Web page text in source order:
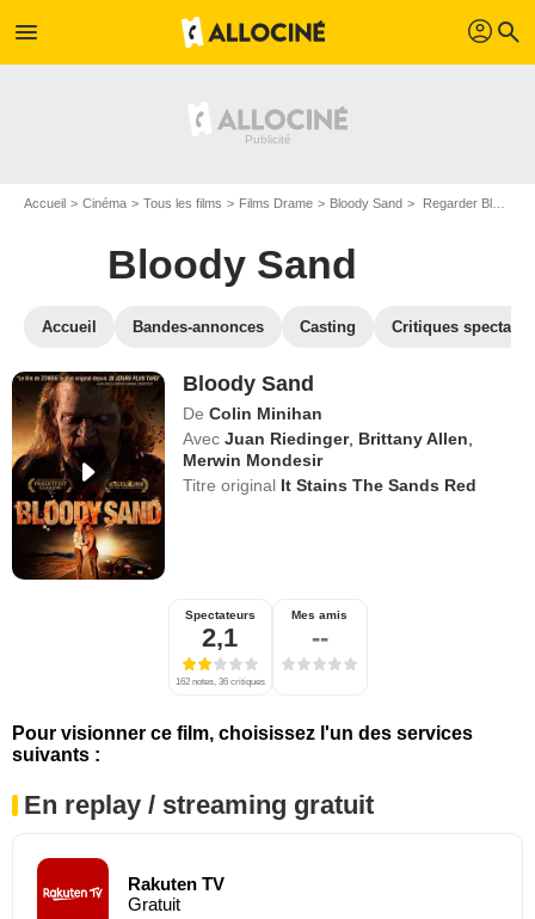
menu profil search
Accueil Cinéma Tous les films Films Drame Bloody Sand Regarder Bloody Sand en SVOD
Bloody Sand
Accueil Bandes-annonces Casting Critiques
Bloody Sand
De Colin Minihan
Avec Juan Riedinger, Brittany Allen
Merwin Mondesir
Titre original It Stains The Sands Red
Spectateurs
2,1
162 notes, 36 critiques
Mes amis
--
Pour visionner ce film, choisissez l'un des services
suivants :
En replay / streaming gratuit
Rakuten TV
Gratuit